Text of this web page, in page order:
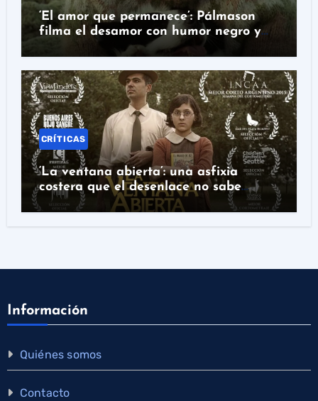
‘El amor que permanece’: Pálmason
filma el desamor con humor negro y
CRÍTICAS
‘La ventana abierta’: una asfixia
costera que el desenlace no sabe
rematar
Información
Quiénes somos
Contacto